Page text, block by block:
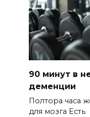
90 минут в
деменции
Полтора часа
для мозга Есть